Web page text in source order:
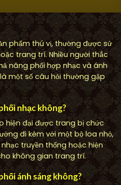
phẩm thú vị, thường được sử
trang trí. Nhiều người thắc
năng phối hợp nhạc và ánh
một số câu hỏi thường gặp
nhạc không?
hiện đại được trang bị chức
đi kèm với một bộ loa nhỏ,
truyền thống hoặc hiện
không gian trang trí.
ánh sáng không?